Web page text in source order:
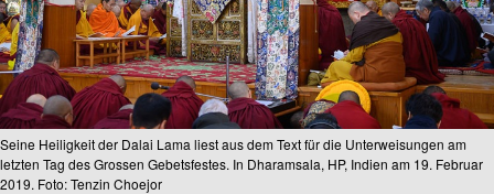
Seine Heiligkeit der Dalai Lama liest aus dem Text für die Unterweisungen am
letzten Tag des Grossen Gebetsfestes. In Dharamsala, HP, Indien am 19. Februar
2019. Foto: Tenzin Choejor